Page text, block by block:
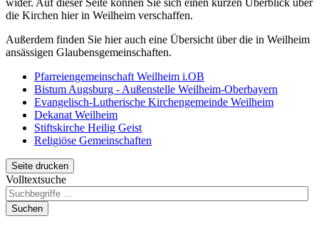
die Kirchen hier in Weilheim verschaffen.
Außerdem finden Sie hier auch eine Übersicht über die in Weilheim
ansässigen Glaubensgemeinschaften.
Pfarreiengemeinschaft Weilheim i.OB
Bistum Augsburg - Außenstelle Weilheim-Oberbayern
Evangelisch-Lutherische Kirchengemeinde Weilheim
Dekanat Weilheim
Stiftskirche Heilig Geist
Religiöse Gemeinschaften
Seite drucken
Volltextsuche
Suchen